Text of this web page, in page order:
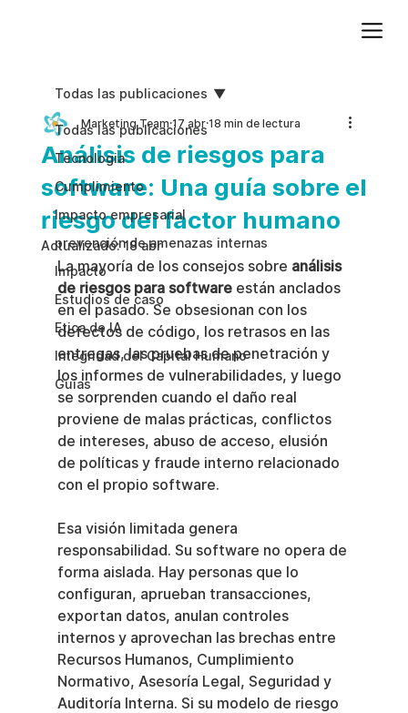
Todas las publicaciones
Tecnologia
Cumplimiento
Impacto empresarial
prevención de amenazas internas
Impacto
Estudios de caso
Etica de IA
Integridad del Capital Humano
Guias
Todas las publicaciones
Análisis de riesgos para
software: Una guía sobre el
riesgo del factor humano
Marketing Team 17 abr 18 min de lectura
Actualizado:18 abr
La mayoría de los consejos sobre análisis
de riesgos para software están anclados
en el pasado. Se obsesionan con los
defectos de código, los retrasos en las
entregas, las pruebas de penetración y
los informes de vulnerabilidades, y luego
se sorprenden cuando el daño real
proviene de malas prácticas, conflictos
de intereses, abuso de acceso, elusión
de políticas y fraude interno relacionado
con el propio software.
Esa visión limitada genera
responsabilidad. Su software no opera de
forma aislada. Hay personas que lo
configuran, aprueban transacciones,
exportan datos, anulan controles
internos y aprovechan las brechas entre
Recursos Humanos, Cumplimiento
Normativo, Asesoría Legal, Seguridad y
Auditoría Interna. Si su modelo de riesgo